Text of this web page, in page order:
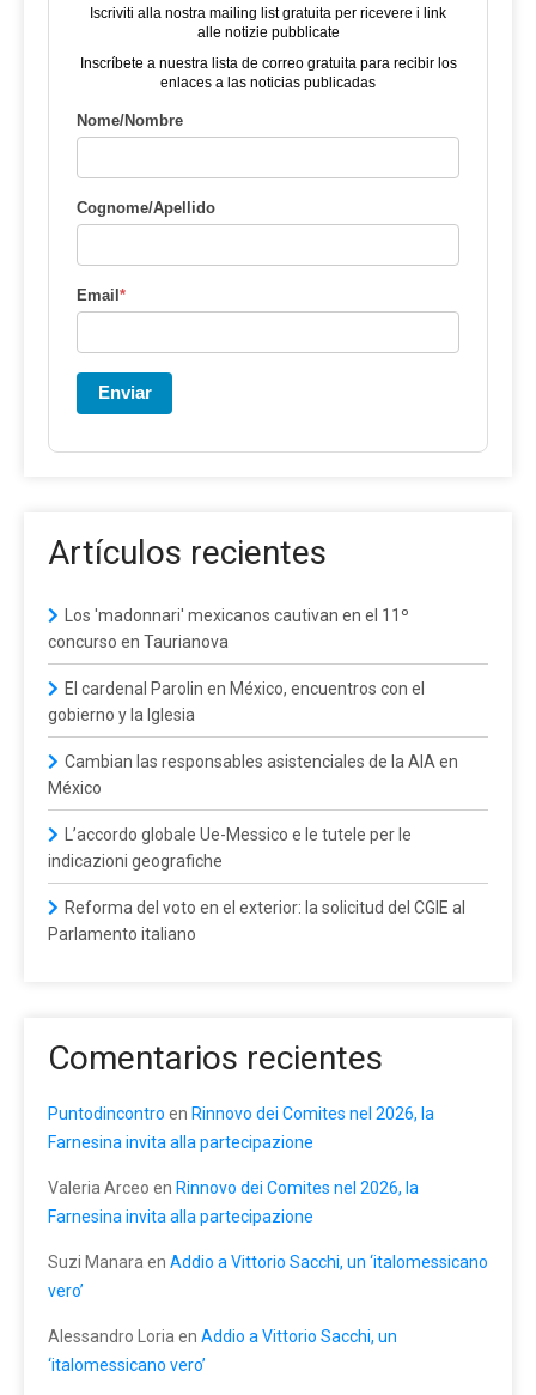
Iscriviti alla nostra mailing list gratuita per ricevere i link
alle notizie pubblicate
Inscríbete a nuestra lista de correo gratuita para recibir los
enlaces a las noticias publicadas
Nome/Nombre
Cognome/Apellido
Email*
Enviar
Artículos recientes
Los 'madonnari' mexicanos cautivan en el 11º
concurso en Taurianova
El cardenal Parolin en México, encuentros con el
gobierno y la Iglesia
Cambian las responsables asistenciales de la AIA en
México
L’accordo globale Ue-Messico e le tutele per le
indicazioni geografiche
Reforma del voto en el exterior: la solicitud del CGIE al
Parlamento italiano
Comentarios recientes
Puntodincontro en Rinnovo dei Comites nel 2026, la
Farnesina invita alla partecipazione
Valeria Arceo en Rinnovo dei Comites nel 2026, la
Farnesina invita alla partecipazione
Suzi Manara en Addio a Vittorio Sacchi, un ‘italomessicano
vero’
Alessandro Loria en Addio a Vittorio Sacchi, un
‘italomessicano vero’